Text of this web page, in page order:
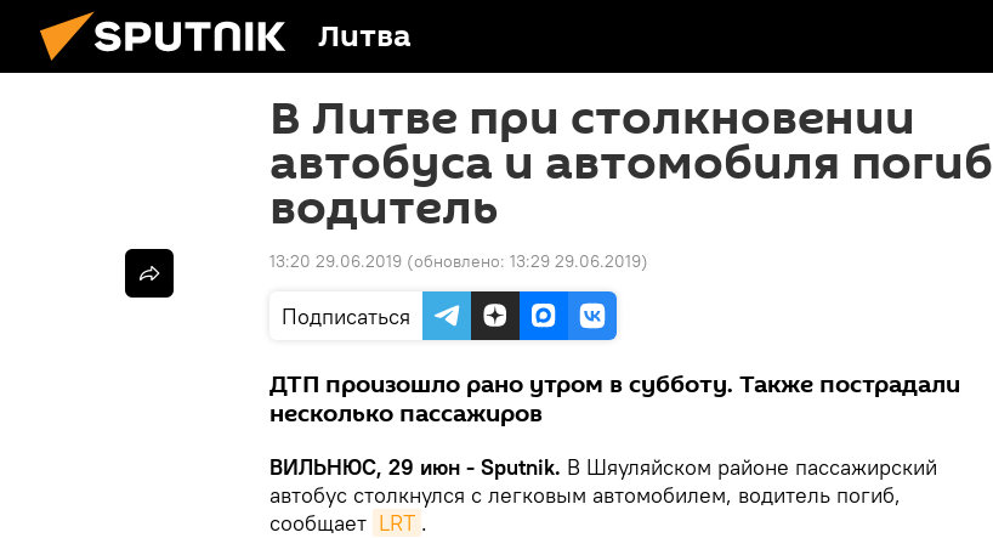
Литва
В Литве при столкновении
автобуса и автомобиля погиб
водитель
13:20 29.06.2019 (обновлено: 13:29 29.06.2019)
Подписаться
ДТП произошло рано утром в субботу. Также пострадали
несколько пассажиров
ВИЛЬНЮС, 29 июн - Sputnik. В Шяуляйском районе пассажирский
автобус столкнулся с легковым автомобилем, водитель погиб,
сообщает LRT .